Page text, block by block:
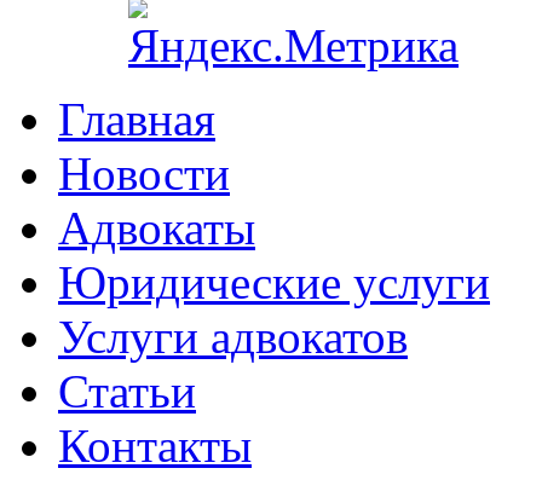
Главная
Новости
Адвокаты
Юридические услуги
Услуги адвокатов
Статьи
Контакты